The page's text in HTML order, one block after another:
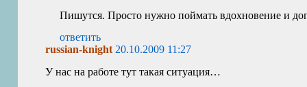
Пишутся. Просто нужно поймать вдохновение и
ответить
russian-knight20.10.2009 11:27
У нас на работе тут такая ситуация…